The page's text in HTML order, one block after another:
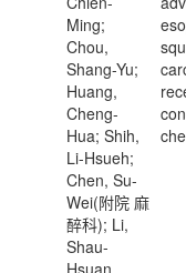
Ming;
Chou,
Shang-Yu;
Huang,
Cheng-
Hua; Shih,
Li-Hsueh;
Chen, Su-
Wei(附院 麻
醉科); Li,
Shau-